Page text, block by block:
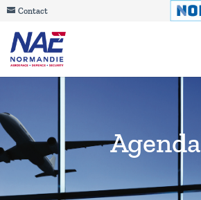
Contact
Agenda